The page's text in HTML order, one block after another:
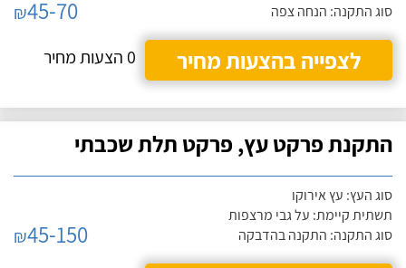
סוג התקנה: הנחה צפה
₪45-70
לצפייה בהצעות מחיר
0 הצעות מחיר
התקנת פרקט עץ, פרקט תלת שכבתי
סוג העץ: עץ אירוקו
תשתית קיימת: על גבי מרצפות
סוג התקנה: התקנה בהדבקה
₪45-150